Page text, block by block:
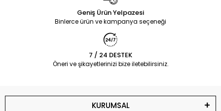
Geniş Ürün Yelpazesi
Binlerce ürün ve kampanya seçeneği
7 / 24 DESTEK
Öneri ve şikayetlerinizi bize iletebilirsiniz.
KURUMSAL